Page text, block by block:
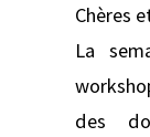
Chères
La
des